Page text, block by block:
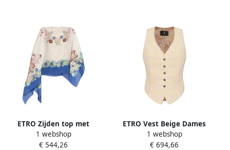
ETRO Zijden top met
bloemmotief Beige Dames
1 webshop
€ 544,26
ETRO Vest Beige Dames
1 webshop
€ 694,66